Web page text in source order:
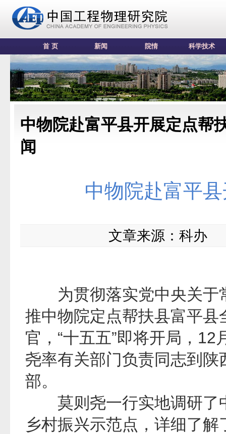
首 页 新闻 院情 科学技术
中物院赴富平县开展定点帮
闻
中物院赴富平
文章来源： 科办
为贯彻落实党中央关于
推中物院定点帮扶县富平县
官，“十五五”即将开局，
尧率有关部门负责同志到
部。
莫则尧一行实地调研了
乡村振兴示范点，详细了